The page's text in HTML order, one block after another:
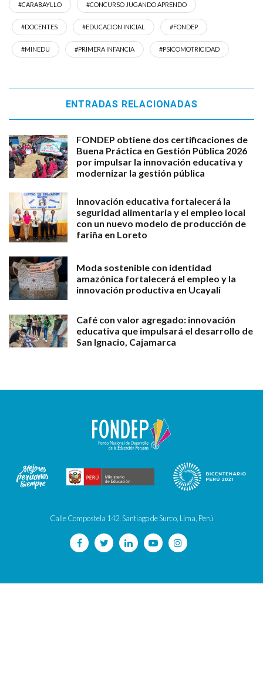
#CARABAYLLO #CONCURSO JUGANDO APRENDO
#DOCENTES #EDUCACION INICIAL #FONDEP
#MINEDU #PRIMERA INFANCIA #PSICOMOTRICIDAD
ENTRADAS RELACIONADAS
FONDEP obtiene dos certificaciones de
Buena Práctica en Gestión Pública 2026
por impulsar la innovación educativa y
modernizar la gestión pública
Innovación educativa fortalecerá la
seguridad alimentaria y el empleo local
con un nuevo modelo de producción de
fariña en Loreto
Moda sostenible con identidad
amazónica fortalecerá el empleo y la
innovación productiva en Ucayali
Café con valor agregado: innovación
educativa que impulsará el desarrollo de
San Ignacio, Cajamarca
Calle Compostela 142, Santiago de Surco, Lima, Perú